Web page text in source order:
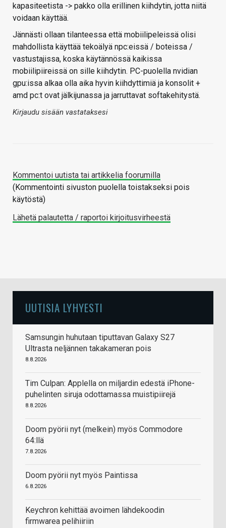
kapasiteetista -> pakko olla erillinen kiihdytin, jotta niitä
voidaan käyttää.
Jännästi ollaan tilanteessa että mobiilipeleissä olisi
mahdollista käyttää tekoälyä npc:eissä / boteissa /
vastustajissa, koska käytännössä kaikissa
mobiilipiireissä on sille kiihdytin. PC-puolella nvidian
gpu:issa alkaa olla aika hyvin kiihdyttimiä ja konsolit +
amd pc:t ovat jälkijunassa ja jarruttavat softakehitystä.
Kirjaudu sisään vastataksesi
Kommentoi uutista tai artikkelia foorumilla
(Kommentointi sivuston puolella toistakseksi pois
käytöstä)
Lähetä palautetta / raportoi kirjoitusvirheestä
UUTISIA LYHYESTI
Samsungin huhutaan tiputtavan Galaxy S27
Ultrasta neljännen takakameran pois
8.8.2026
Tim Culpan: Applella on miljardin edestä iPhone-
puhelinten siruja odottamassa muistipiirejä
8.8.2026
Doom pyörii nyt (melkein) myös Commodore
64:llä
7.8.2026
Doom pyörii nyt myös Paintissa
6.8.2026
Keychron kehittää avoimen lähdekoodin
firmwarea pelihiiriin